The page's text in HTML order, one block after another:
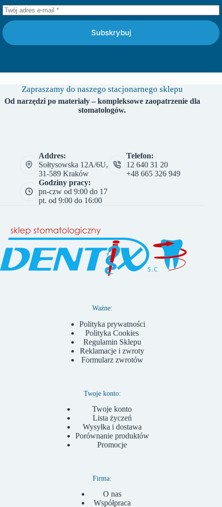
Subskrybuj
Zapraszamy do naszego stacjonarnego sklepu
Od narzędzi po materiały – kompleksowe zaopatrzenie dla
stomatologów.
Addres:
Sołtysowska 12A/6U,
31-589 Kraków
Telefon:
12 640 31 20
+48 665 326 949
Godziny pracy:
pn-czw od 9:00 do 17
pt. od 9:00 do 16:00
Ważne:
Polityka prywatności
Polityka Cookies
Regulamin Sklepu
Reklamacje i zwroty
Formularz zwrotów
Twoje konto:
Twoje konto
Lista życzeń
Wysyłka i dostawa
Porównanie produktów
Promocje
Firma:
O nas
Współpraca